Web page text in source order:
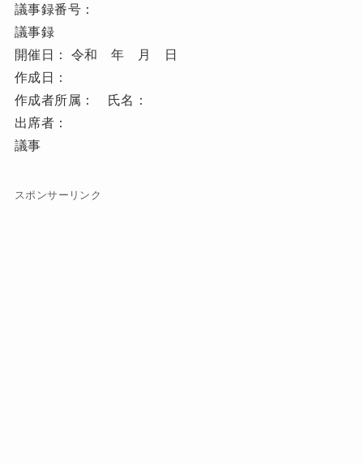
議事録番号：
議事録
開催日： 令和 年 月 日
作成日：
作成者所属： 氏名：
出席者：
議事
スポンサーリンク